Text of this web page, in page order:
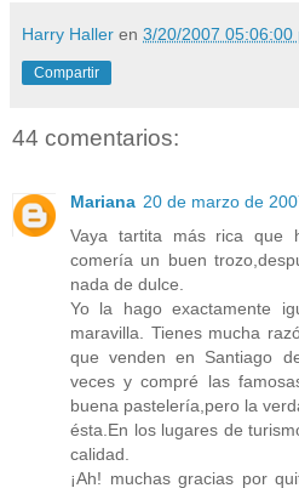
Harry Haller en 3/20/2007 05:06:00
Compartir
44 comentarios:
Mariana 20 de marzo de
Vaya tartita más rica que
comería un buen
nada de dulce.
Yo la hago exactamente
maravilla. Tienes mucha
que venden en Santiago
veces y compré las
buena pastelería,pero la
ésta.En los lugares de
calidad.
¡Ah! muchas gracias por